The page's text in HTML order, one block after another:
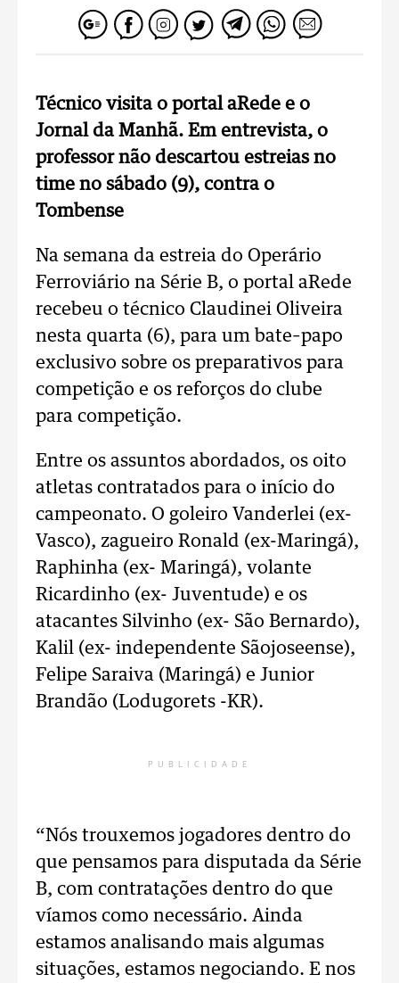
Técnico visita o portal aRede e o
Jornal da Manhã. Em entrevista, o
professor não descartou estreias no
time no sábado (9), contra o
Tombense
Na semana da estreia do Operário
Ferroviário na Série B, o portal aRede
recebeu o técnico Claudinei Oliveira
nesta quarta (6), para um bate–papo
exclusivo sobre os preparativos para
competição e os reforços do clube
para competição.
Entre os assuntos abordados, os oito
atletas contratados para o início do
campeonato. O goleiro Vanderlei (ex-
Vasco), zagueiro Ronald (ex-Maringá),
Raphinha (ex- Maringá), volante
Ricardinho (ex- Juventude) e os
atacantes Silvinho (ex- São Bernardo),
Kalil (ex- independente Sãojoseense),
Felipe Saraiva (Maringá) e Junior
Brandão (Lodugorets -KR).
PUBLICIDADE
“Nós trouxemos jogadores dentro do
que pensamos para disputada da Série
B, com contratações dentro do que
víamos como necessário. Ainda
estamos analisando mais algumas
situações, estamos negociando. E nos